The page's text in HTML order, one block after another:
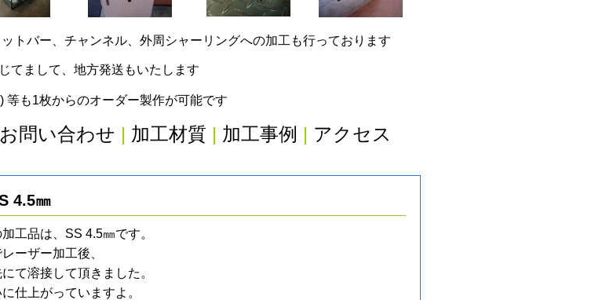
トバー、チャンネル、外周シャーリングへの加工も行っております
てまして、地方発送もいたします
等も1枚からのオーダー製作が可能です
お問い合わせ | 加工材質 | 加工事例 | アクセス
4.5㎜
工品は、SS 4.5㎜です。
ーザー加工後、
て溶接して頂きました。
仕上がっていますよ。